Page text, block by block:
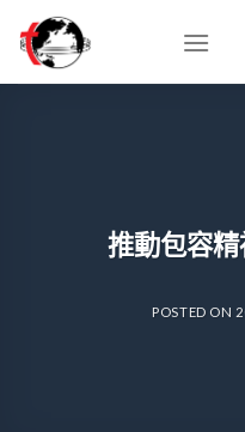
content
推動包容
POSTED ON